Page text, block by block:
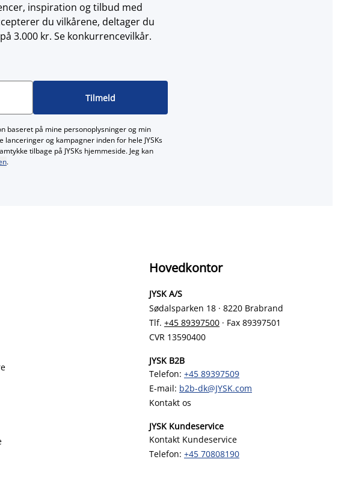
inspiration og tilbud med
du vilkårene, deltager du
3.000 kr. Se konkurrencevilkår.
Tilmeld
baseret på mine personoplysninger og min
og kampagner inden for hele JYSKs
tilbage på JYSKs hjemmeside. Jeg kan
.
Hovedkontor
JYSK A/S
Sødalsparken 18 · 8220 Brabrand
Tlf. +45 89397500 · Fax 89397501
CVR 13590400
JYSK B2B
Telefon: +45 89397509
E-mail: b2b-dk@JYSK.com
Kontakt os
JYSK Kundeservice
Kontakt Kundeservice
Telefon: +45 70808190